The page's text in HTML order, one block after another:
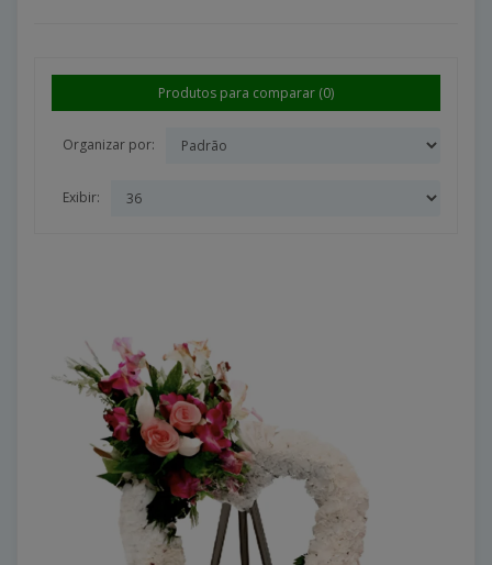
Produtos para comparar (0)
Organizar por:
Exibir: